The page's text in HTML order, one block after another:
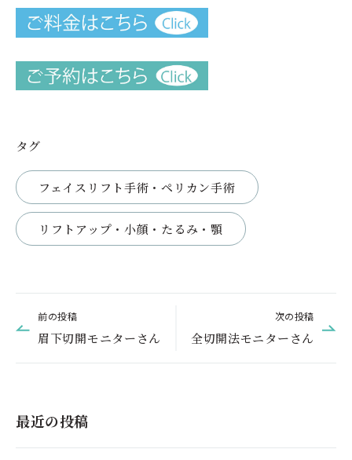
タグ
フェイスリフト手術・ペリカン手術
リフトアップ・小顔・たるみ・顎
前の投稿
眉下切開モニターさん
次の投稿
全切開法モニターさん
最近の投稿